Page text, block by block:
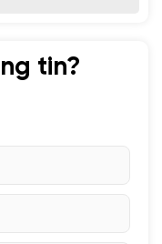
tin?